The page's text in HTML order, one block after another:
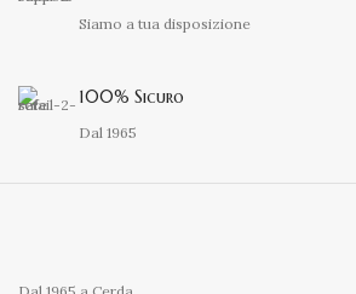
Siamo a tua disposizione
100% Sicuro
Dal 1965